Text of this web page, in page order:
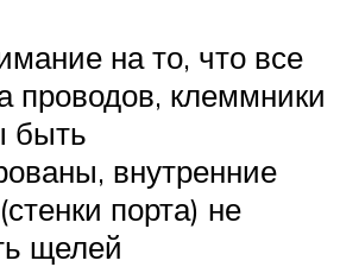
на то, что все
проводов, клеммники
быть
внутренние
порта) не
щелей